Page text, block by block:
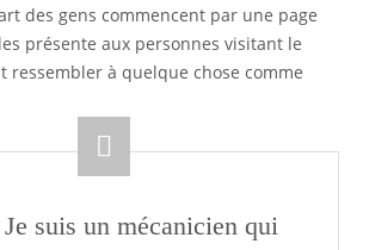
des gens commencent par une page
présente aux personnes visitant le
ressembler à quelque chose comme
suis un mécanicien qui